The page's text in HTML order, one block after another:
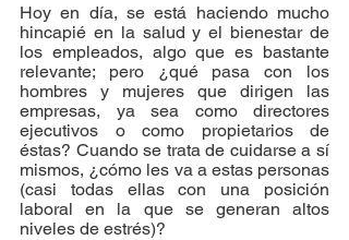
Hoy en día, se está haciendo mucho
hincapié en la salud y el bienestar de
los empleados, algo que es bastante
relevante; pero ¿qué pasa con los
hombres y mujeres que dirigen las
empresas, ya sea como directores
ejecutivos o como propietarios de
éstas? Cuando se trata de cuidarse a sí
mismos, ¿cómo les va a estas personas
(casi todas ellas con una posición
laboral en la que se generan altos
niveles de estrés)?